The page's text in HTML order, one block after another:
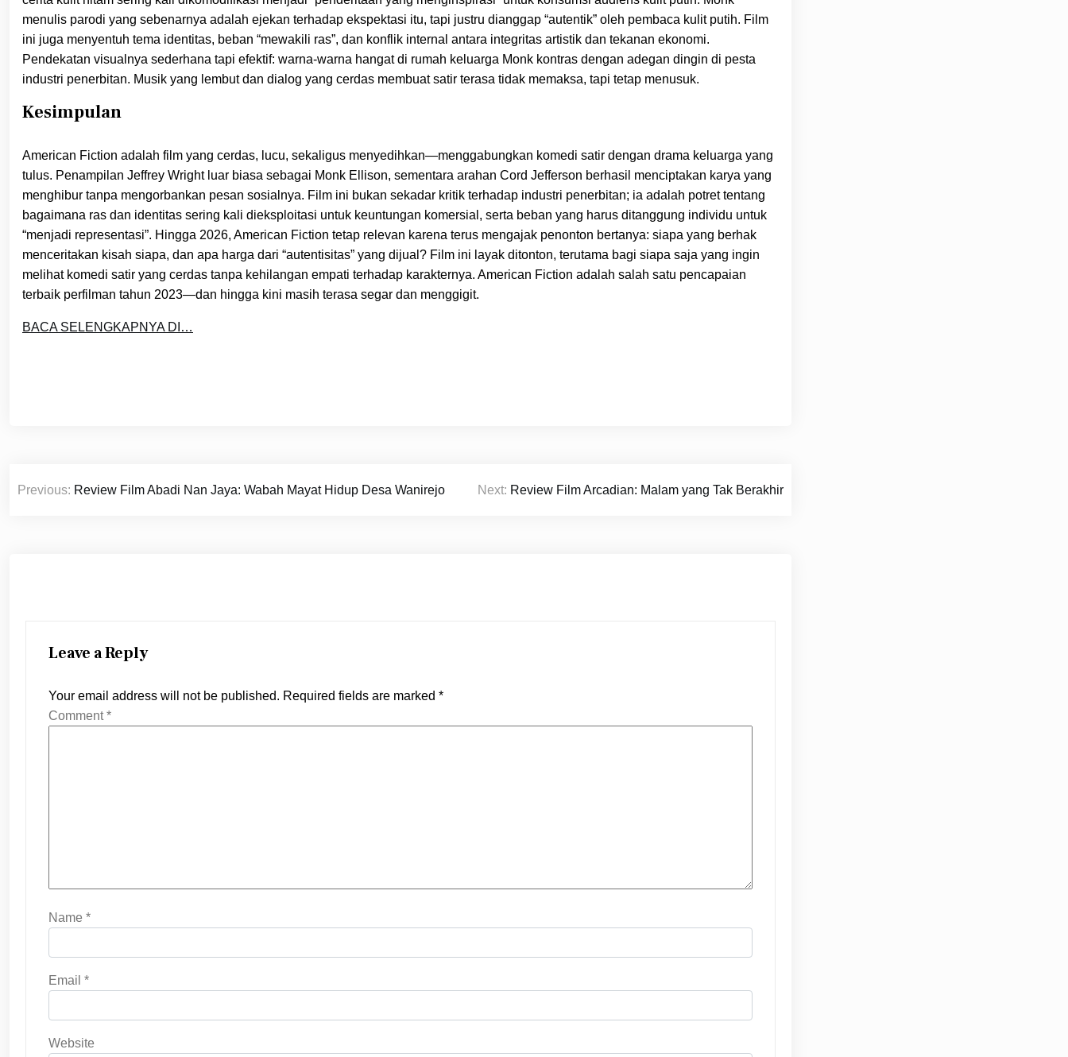
menulis parodi yang sebenarnya adalah ejekan terhadap ekspektasi itu, tapi justru dianggap “autentik” oleh pembaca kulit putih. Film
ini juga menyentuh tema identitas, beban “mewakili ras”, dan konflik internal antara integritas artistik dan tekanan ekonomi.
Pendekatan visualnya sederhana tapi efektif: warna-warna hangat di rumah keluarga Monk kontras dengan adegan dingin di pesta
industri penerbitan. Musik yang lembut dan dialog yang cerdas membuat satir terasa tidak memaksa, tapi tetap menusuk.
Kesimpulan
American Fiction adalah film yang cerdas, lucu, sekaligus menyedihkan—menggabungkan komedi satir dengan drama keluarga yang
tulus. Penampilan Jeffrey Wright luar biasa sebagai Monk Ellison, sementara arahan Cord Jefferson berhasil menciptakan karya yang
menghibur tanpa mengorbankan pesan sosialnya. Film ini bukan sekadar kritik terhadap industri penerbitan; ia adalah potret tentang
bagaimana ras dan identitas sering kali dieksploitasi untuk keuntungan komersial, serta beban yang harus ditanggung individu untuk
“menjadi representasi”. Hingga 2026, American Fiction tetap relevan karena terus mengajak penonton bertanya: siapa yang berhak
menceritakan kisah siapa, dan apa harga dari “autentisitas” yang dijual? Film ini layak ditonton, terutama bagi siapa saja yang ingin
melihat komedi satir yang cerdas tanpa kehilangan empati terhadap karakternya. American Fiction adalah salah satu pencapaian
terbaik perfilman tahun 2023—dan hingga kini masih terasa segar dan menggigit.
BACA SELENGKAPNYA DI…
navigation
Previous: Review Film Abadi Nan Jaya: Wabah Mayat Hidup Desa Wanirejo Next: Review Film Arcadian: Malam yang Tak Berakhir
Leave a Reply
Your email address will not be published. Required fields are marked *
Comment*
Name *
Email *
Website